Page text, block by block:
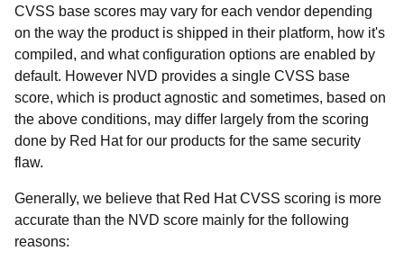
CVSS base scores may vary for each vendor depending
on the way the product is shipped in their platform, how it's
compiled, and what configuration options are enabled by
default. However NVD provides a single CVSS base
score, which is product agnostic and sometimes, based on
the above conditions, may differ largely from the scoring
done by Red Hat for our products for the same security
flaw.
Generally, we believe that Red Hat CVSS scoring is more
accurate than the NVD score mainly for the following
reasons: